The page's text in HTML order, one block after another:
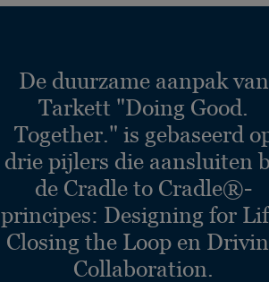
De duurzame aanpak van
Tarkett "Doing Good.
Together." is gebaseerd
drie pijlers die aansluiten
de Cradle to Cradle®-
principes: Designing for
Closing the Loop en
Collaboration.